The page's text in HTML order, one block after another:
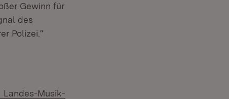
Gewinn für
des
Polizei.“
Extern:
Landes-Musik-